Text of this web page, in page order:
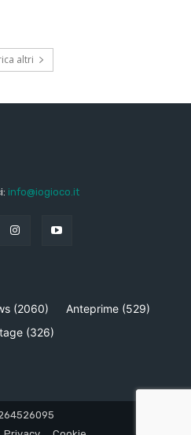
altri
info@iogioco.it
(2060) Anteprime (529)
(326)